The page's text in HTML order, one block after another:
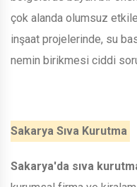
çok alanda olumsuz
inşaat projelerinde, su
nemin birikmesi ciddi
Sakarya Sıva Kurutma
Sakarya'da sıva